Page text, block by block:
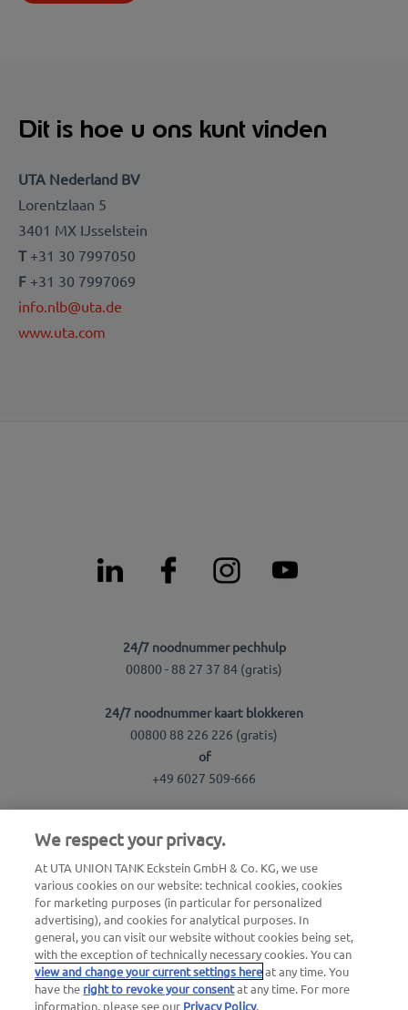
Dit is hoe u ons kunt vinden
UTA Nederland BV
Lorentzlaan 5
3401 MX IJsselstein
T+31 30 7997050
F +31 30 7997069
info.nlb@uta.de
www.uta.com
24/7 noodnummer pechhulp
00800 - 88 27 37 84 (gratis)
24/7 noodnummer kaart blokkeren
00800 88 226 226 (gratis)
of
+49 6027 509-666
Algemene vragen over UTA Edenred
Gebruik onze gratis terugbelservice
UTA Stationsfinder
Inloggen voor klanten
We respect your privacy.
At UTA UNION TANK Eckstein GmbH & Co. KG, we use
various cookies on our website: technical cookies, cookies
for marketing purposes (in particular for personalized
advertising), and cookies for analytical purposes. In
general, you can visit our website without cookies being set,
with the exception of technically necessary cookies. You can
view and change your current settings hereat any time. You
have the right to revoke your consentat any time. For more
information, please see our Privacy Policy.